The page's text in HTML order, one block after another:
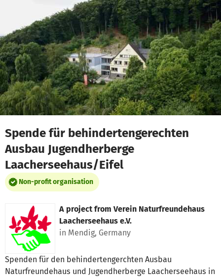
Skip to main content
Show accessibility statement
Spende für behindertengerechten
Ausbau Jugendherberge
Laacherseehaus/Eifel
Non-profit organisation
A project from Verein Naturfreundehaus
Laacherseehaus e.V.
in Mendig, Germany
Spenden für den behindertengerchten Ausbau
Naturfreundehaus und Jugendherberge Laacherseehaus in